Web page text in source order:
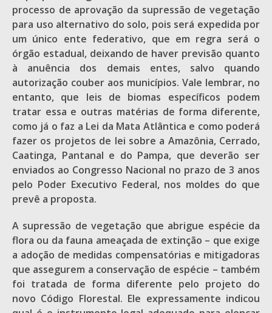
processo de aprovação da supressão de vegetação
para uso alternativo do solo, pois será expedida por
um único ente federativo, que em regra será o
órgão estadual, deixando de haver previsão quanto
à anuência dos demais entes, salvo quando
autorização couber aos municípios. Vale lembrar, no
entanto, que leis de biomas específicos podem
tratar essa e outras matérias de forma diferente,
como já o faz a Lei da Mata Atlântica e como poderá
fazer os projetos de lei sobre a Amazônia, Cerrado,
Caatinga, Pantanal e do Pampa, que deverão ser
enviados ao Congresso Nacional no prazo de 3 anos
pelo Poder Executivo Federal, nos moldes do que
prevê a proposta.
A supressão de vegetação que abrigue espécie da
flora ou da fauna ameaçada de extinção – que exige
a adoção de medidas compensatórias e mitigadoras
que assegurem a conservação de espécie – também
foi tratada de forma diferente pelo projeto do
novo Código Florestal. Ele expressamente indicou